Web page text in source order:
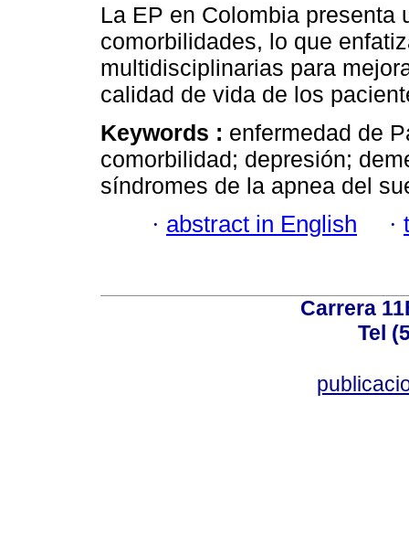
La EP en Colombia presenta
comorbilidades, lo que
multidisciplinarias para
calidad de vida de los
Keywords : enfermedad de
comorbilidad; depresión;
síndromes de la apnea del
· abstract in English ·
Carrera
Tel